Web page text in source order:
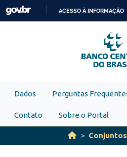
Skip to main content
PARA
O
ACESSO À INFORMAÇÃO
Dados Perguntas
Contato Sobre o Portal